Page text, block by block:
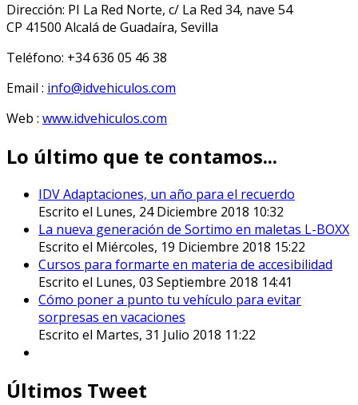
Dirección: PI La Red Norte, c/ La Red 34, nave 54
CP 41500 Alcalá de Guadaíra, Sevilla
Teléfono: +34 636 05 46 38
Email : info@idvehiculos.com
Web : www.idvehiculos.com
Lo último que te contamos...
IDV Adaptaciones, un año para el recuerdo
Escrito el Lunes, 24 Diciembre 2018 10:32
La nueva generación de Sortimo en maletas L-BOXX
Escrito el Miércoles, 19 Diciembre 2018 15:22
Cursos para formarte en materia de accesibilidad
Escrito el Lunes, 03 Septiembre 2018 14:41
Cómo poner a punto tu vehículo para evitar
sorpresas en vacaciones
Escrito el Martes, 31 Julio 2018 11:22
Últimos Tweet